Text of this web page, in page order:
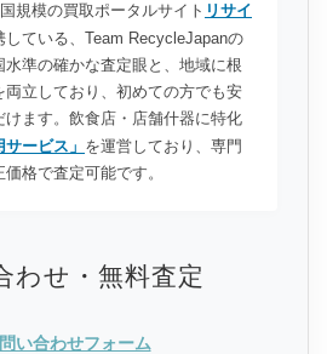
の買取ポータルサイト リサイ
している、Team RecycleJapanの
水準の確かな査定眼と、地域に根
両立しており、初めての方でも安
けます。飲食店・店舗什器に特化
サービス」 を運営しており、専門
格で査定可能です。
わせ・無料査定
い合わせフォーム